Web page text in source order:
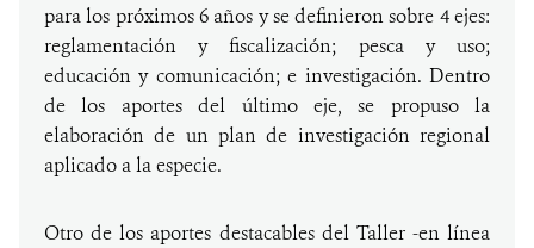
para los próximos 6 años y se definieron sobre 4 ejes:
reglamentación y fiscalización; pesca y uso;
educación y comunicación; e investigación. Dentro
de los aportes del último eje, se propuso la
elaboración de un plan de investigación regional
aplicado a la especie.
Otro de los aportes destacables del Taller -en línea